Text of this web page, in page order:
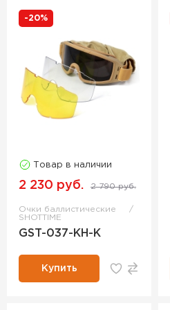
-20%
Товар в наличии
2 230 руб. 2 790 руб.
Очки баллистические
SHOTTIME
GST-037-KH-K
Купить